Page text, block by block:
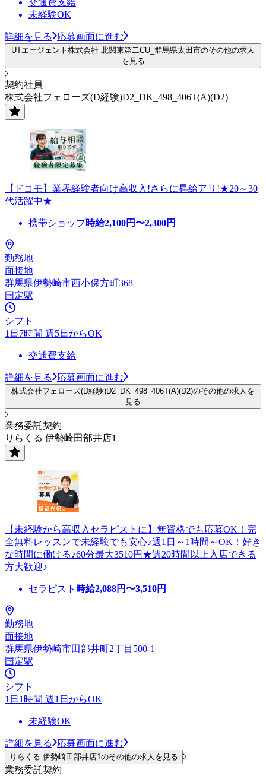
未経験OK
詳細を見る 応募画面に進む
UTエージェント株式会社 北関東第二CU_群馬県太田市のその他の求人
を見る
契約社員
株式会社フェローズ(D経験)D2_DK_498_406T(A)(D2)
【ドコモ】業界経験者向け高収入!さらに昇給アリ!★20～30
代活躍中★
携帯ショップ時給2,100円〜2,300円
勤務地
面接地
群馬県伊勢崎市西小保方町368
国定駅
シフト
1日7時間 週5日からOK
交通費支給
詳細を見る 応募画面に進む
株式会社フェローズ(D経験)D2_DK_498_406T(A)(D2)のその他の求人を
見る
業務委託契約
りらくる 伊勢崎田部井店1
【未経験から高収入セラピストに】無資格でも応募OK！完
全無料レッスンで未経験でも安心♪週1日～1時間～OK！好き
な時間に働ける♪60分最大3510円★週20時間以上入店できる
方大歓迎♪
セラピスト 時給2,088円〜3,510円
勤務地
面接地
群馬県伊勢崎市田部井町2丁目500-1
国定駅
シフト
1日1時間 週1日からOK
未経験OK
詳細を見る 応募画面に進む
りらくる 伊勢崎田部井店1のその他の求人を見る
業務委託契約